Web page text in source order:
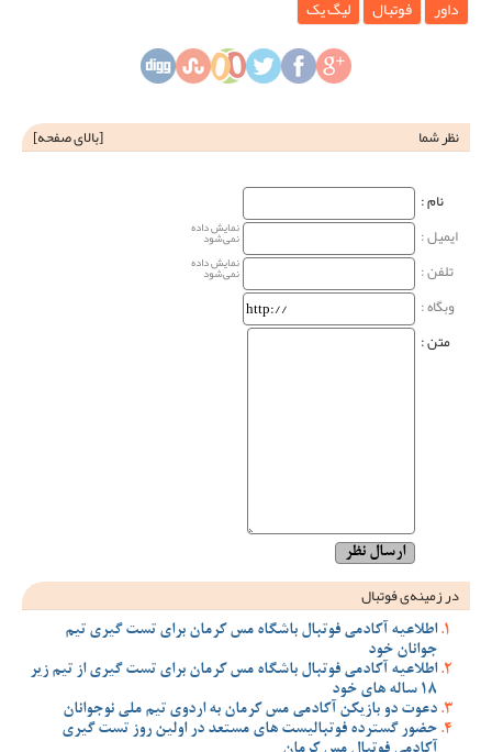
داور فوتبال لیگ یک
نظر شما [بالای صفحه]
نام‌ :
ایمیل :
نمایش داده
نمی‌شود
تلفن : نمایش داده
نمی‌شود
وبگاه‌ :
متن :
در زمینه‌ی فوتبال
اطلاعیه آکادمی فوتبال باشگاه مس کرمان برای تست گیری تیم
جوانان خود
اطلاعیه آکادمی فوتبال باشگاه مس کرمان برای تست گیری از تیم زیر
18 ساله های خود
دعوت دو بازیکن آکادمی مس کرمان به اردوی تیم ملی نوجوانان
حضور گسترده فوتبالیست های مستعد در اولین روز تست گیری